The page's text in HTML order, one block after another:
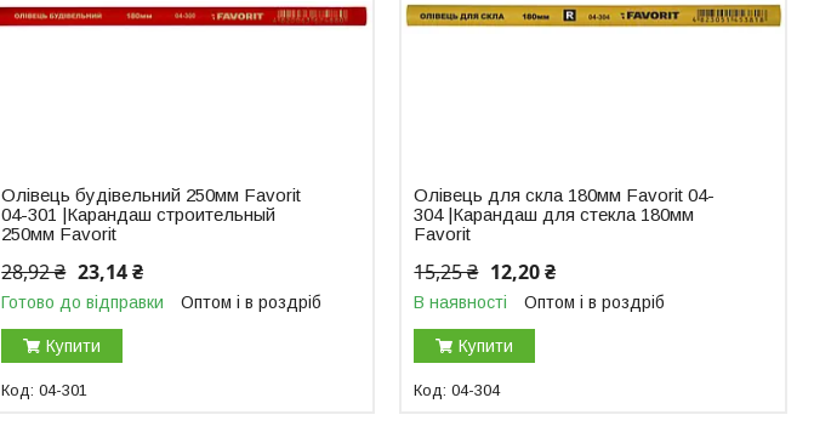
Олівець будівельний 250мм Favorit
04-301 |Карандаш строительный
250мм Favorit
28,92 ₴ 23,14 ₴
Готово до відправки Оптом і в роздріб
Купити
04-301
Олівець для скла 180мм Favorit 04-
304 |Карандаш для стекла 180мм
Favorit
15,25 ₴ 12,20 ₴
В наявності Оптом і в роздріб
Купити
04-304